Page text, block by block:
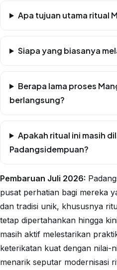
Apa tujuan utama ritual
Siapa yang biasanya
Berapa lama proses
berlangsung?
Apakah ritual ini masih
Padangsidempuan?
Pembaruan Juli 2026:
pusat perhatian bagi mereka
dan tradisi unik, khususnya
tetap dipertahankan hingga
masih aktif melestarikan
keterikatan kuat dengan nilai-
menarik seputar modernisasi